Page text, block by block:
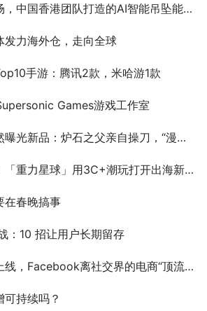
团队打造的AI智能吊坠能否成为高压职场女性的情绪救星？
发力海外仓，走向全球
手游：腾讯2款，米哈游1款
Games游戏工作室
品：炉石之父亲自操刀，“漫威”IP也来了！
重力星球」用3C+潮玩打开出海新思路
在春晚搞事
：10 招让用户长期留存
Facebook离社交界的电商“顶流”还有多远？
持续吗？